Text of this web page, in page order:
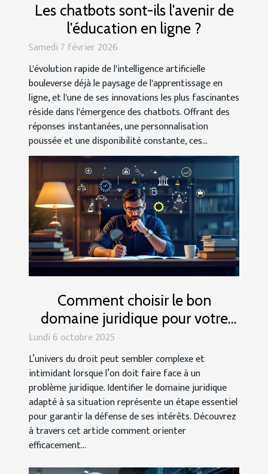
Les chatbots sont-ils l'avenir de
l'éducation en ligne ?
Samedi 7 février 2026
L'évolution rapide de l'intelligence artificielle
bouleverse déjà le paysage de l'apprentissage en
ligne, et l'une de ses innovations les plus fascinantes
réside dans l'émergence des chatbots. Offrant des
réponses instantanées, une personnalisation
poussée et une disponibilité constante, ces...
Comment choisir le bon
domaine juridique pour votre
Lundi 6 octobre 2025
L’univers du droit peut sembler complexe et
intimidant lorsque l’on doit faire face à un
problème juridique. Identifier le domaine juridique
adapté à sa situation représente un étape essentiel
pour garantir la défense de ses intérêts. Découvrez
à travers cet article comment orienter
efficacement...